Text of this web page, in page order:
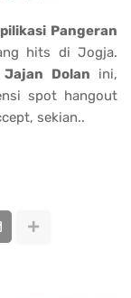
Pangeran
hits di Jogja.
Jajan Dolan ini,
spot hangout
sekian..